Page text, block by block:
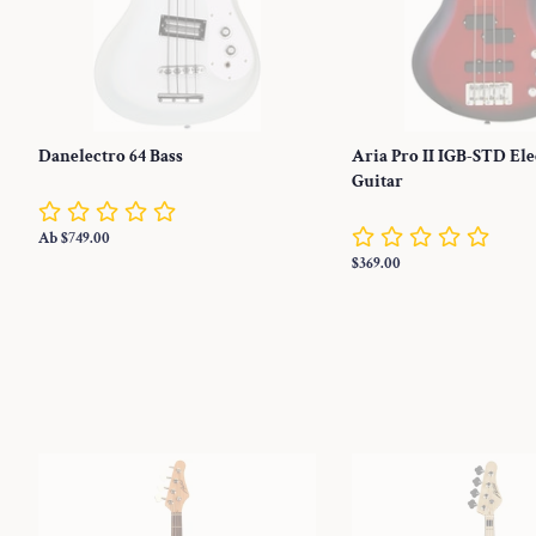
Danelectro 64 Bass
Ab $749.00
Aria Pro II IGB-STD
Guitar
Normaler
$369.00